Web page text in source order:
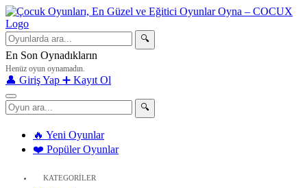
🔍
En Son Oynadıkların
Henüz oyun oynamadın.
👤 Giriş Yap ➕ Kayıt Ol
🔍
🔥 Yeni Oyunlar
❤️ Popüler Oyunlar
KATEGORİLER